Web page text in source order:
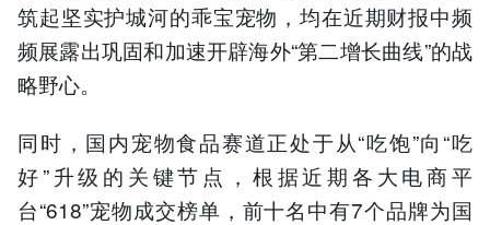
筑起坚实护城河的乖宝宠物，均在近期财报中频
频展露出巩固和加速开辟海外“第二增长曲线”的战
略野心。
同时，国内宠物食品赛道正处于从“吃饱”向“吃
好”升级的关键节点，根据近期各大电商平
台“618”宠物成交榜单，前十名中有7个品牌为国